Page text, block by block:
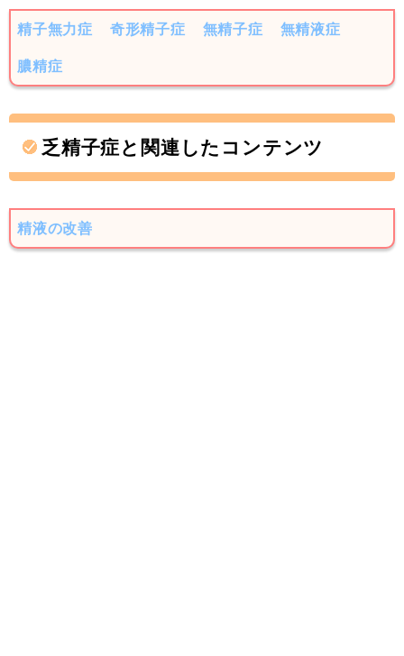
精子無力症 奇形精子症 無精子症
無精液症
膿精症
乏精子症と関連したコンテンツ
精液の改善